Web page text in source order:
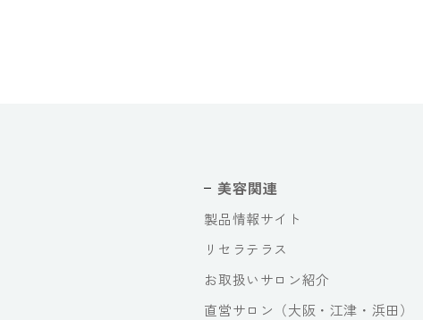
美容関連
製品情報サイト
リセラテラス
お取扱いサロン紹介
直営サロン（大阪・江津・浜田）